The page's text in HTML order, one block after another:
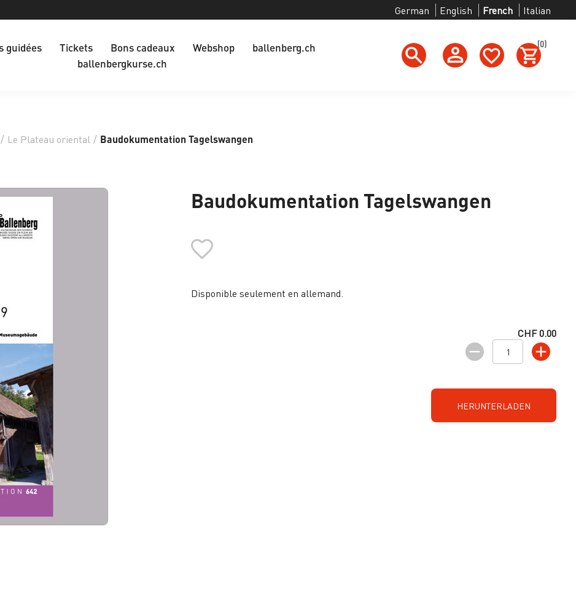
German English French Italian
guidées Tickets Bons cadeaux Webshop
ballenberg.ch
ballenbergkurse.ch
(0)
/ Le Plateau oriental / Baudokumentation Tagelswangen
Baudokumentation Tagelswangen
Disponible seulement en allemand.
CHF 0.00
HERUNTERLADEN